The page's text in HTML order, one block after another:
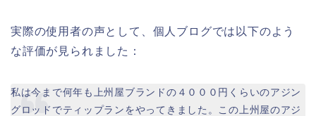
実際の使用者の声として、個人ブログでは以下のよう
な評価が見られました：
私は今まで何年も上州屋ブランドの４０００円くらいのアジン
グロッドでティップランをやってきました。この上州屋のアジ